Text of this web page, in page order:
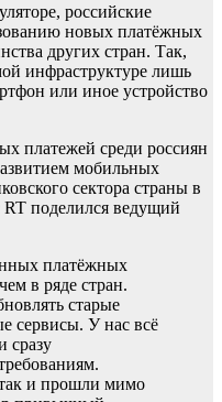
российские
новых платёжных
других стран. Так,
инфраструктуре лишь
или иное устройство
платежей среди россиян
мобильных
сектора страны в
поделился ведущий
платёжных
в ряде стран.
старые
сервисы. У нас всё
сразу
и прошли мимо